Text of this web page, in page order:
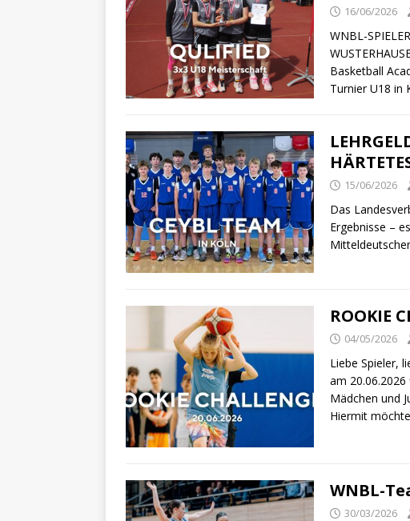
16/06/2026
WNBL-
Basketball
Turnier U18 in
15/06/2026
Das
Ergebnisse –
ROOKIE
04/05/2026
Liebe Spieler,
am
Mädchen und
Hiermit
WNBL-
30/03/2026